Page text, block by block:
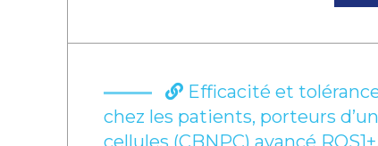
Efficacité et
chez les patients, porteurs
cellules (CBNPC) avancé